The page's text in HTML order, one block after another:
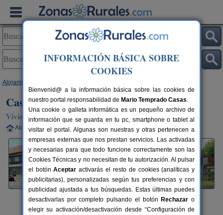
Alojamientos
Casa Da Maestra
Vivienda turística en Rianxo (A Coruña)
Alquiler completo 6-10+2 plazas 111 km de A Coruña
INFORMACIÓN BÁSICA SOBRE
COOKIES
Bienvenid@ a la información básica sobre las cookies de
nuestro portal responsabilidad de Mario Temprado Casas.
Una cookie o galleta informática es un pequeño archivo de
información que se guarda en tu pc, smartphone o tablet al
visitar el portal. Algunas son nuestras y otras pertenecen a
empresas externas que nos prestan servicios. Las activadas
y necesarias para que todo funcione correctamente son las
Cookies Técnicas y no necesitan de tu autorización. Al pulsar
el botónAceptar activarás el resto de cookies (analíticas y
publicitarias), personalizadas según tus preferencias y con
publicidad ajustada a tus búsquedas. Estas últimas puedes
desactivarlas por completo pulsando el botón Rechazar o
elegir su activación/desactivación desde “Configuración de